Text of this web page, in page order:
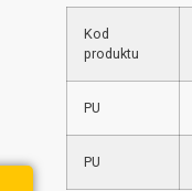
Kod
produktu
PU
PU